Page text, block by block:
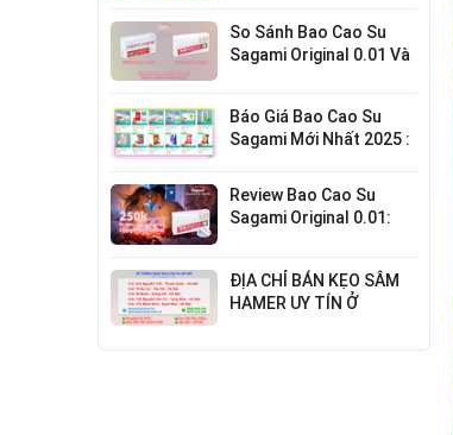
So Sánh Bao Cao Su
Sagami Original 0.01 Và
Báo Giá Bao Cao Su
Sagami Mới Nhất 2025 :
Review Bao Cao Su
Sagami Original 0.01:
ĐỊA CHỈ BÁN KẸO SÂM
HAMER UY TÍN Ở